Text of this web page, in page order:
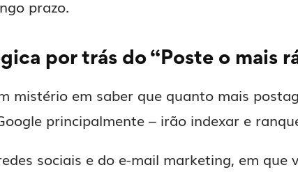
prazo.
por trás do “Poste o mais
mistério em saber que quanto mais
principalmente – irão indexar e
sociais e do e-mail marketing, em que